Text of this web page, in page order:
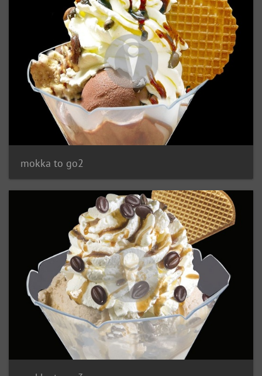
mokka to go2